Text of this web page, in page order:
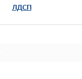
ЛДСП